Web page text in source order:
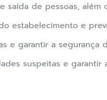
saída de pessoas,
estabelecimento e
e garantir a segurança
suspeitas e garantir